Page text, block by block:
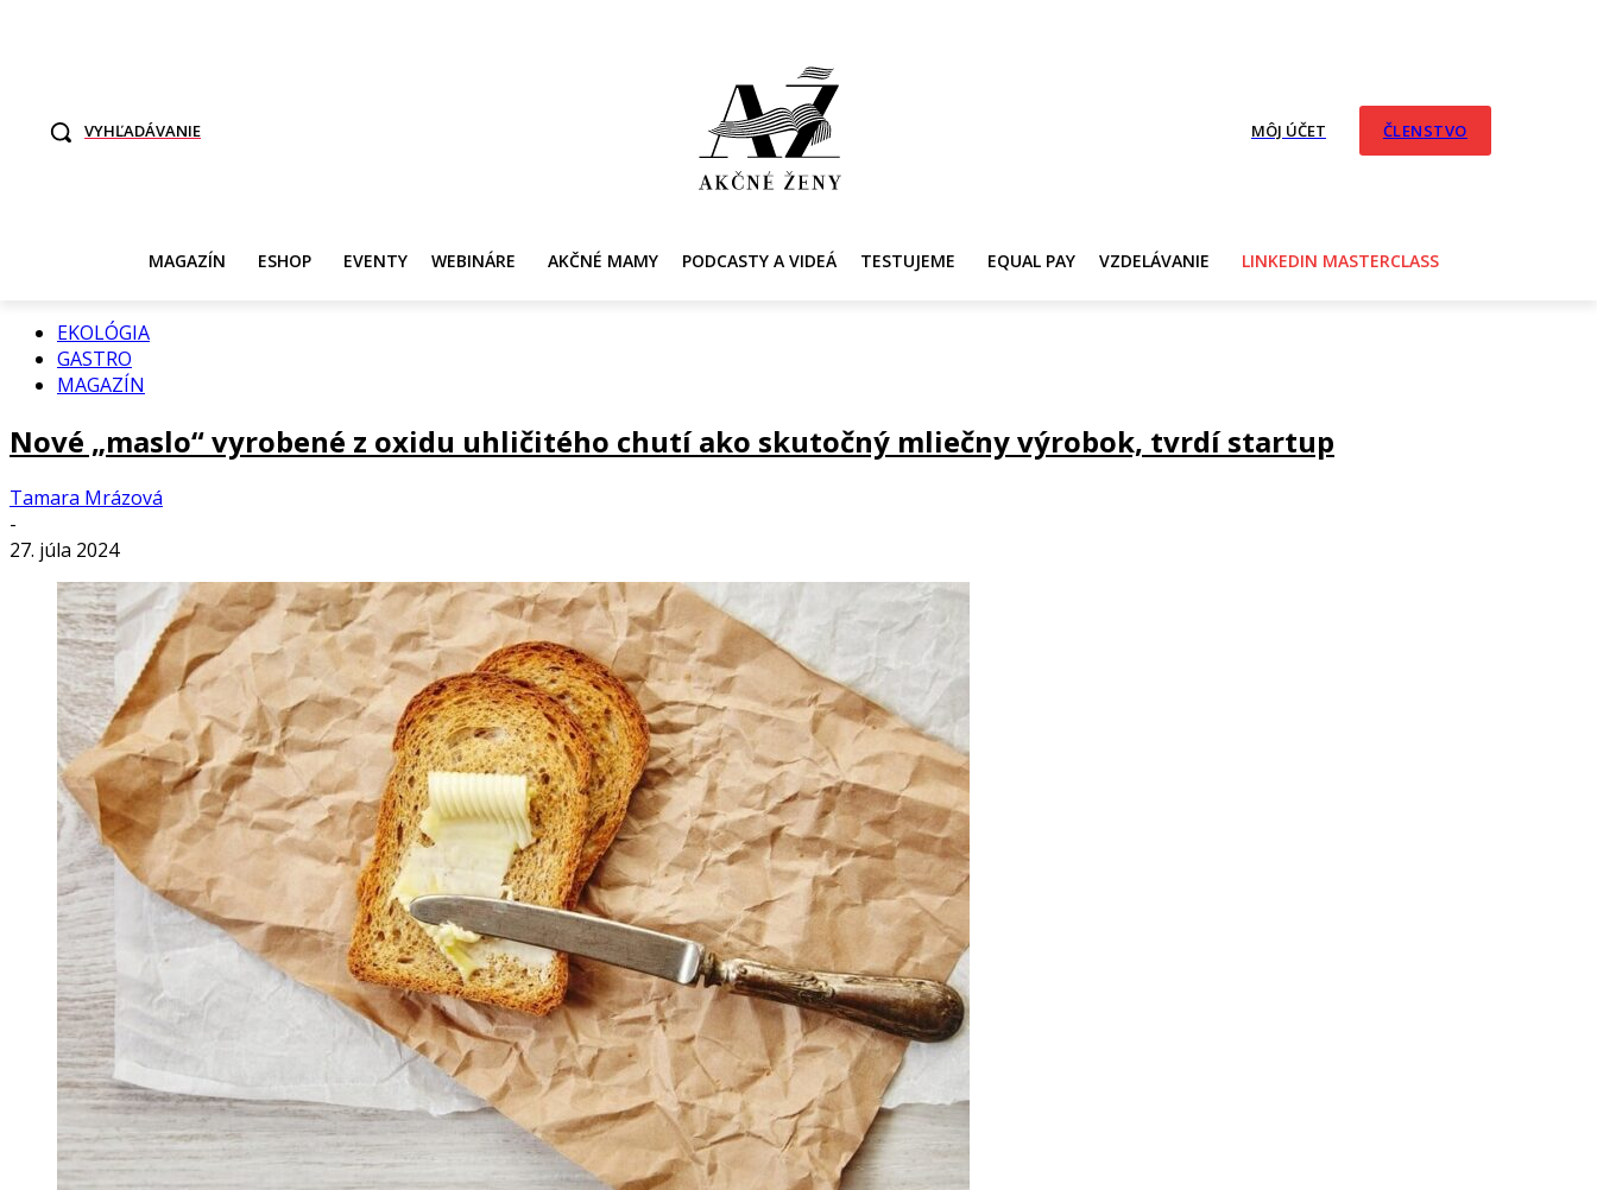
VYHĽADÁVANIE MÔJ ÚČET ČLENSTVO
MAGAZÍN ESHOP EVENTY WEBINÁRE AKČNÉ MAMY PODCASTY A VIDEÁ TESTUJEME EQUAL PAY VZDELÁVANIE LINKEDIN MASTERCLASS
EKOLÓGIA
GASTRO
MAGAZÍN
Nové „maslo“ vyrobené z oxidu uhličitého chutí ako skutočný mliečny výrobok, tvrdí startup
Tamara Mrázová
-
27. júla 2024